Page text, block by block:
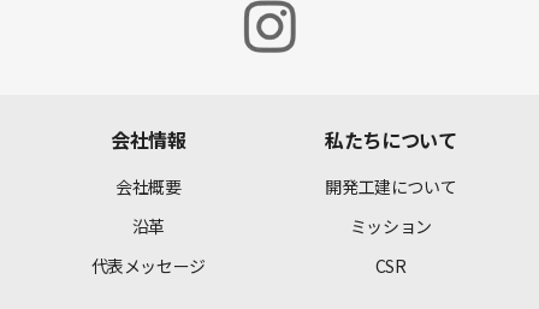
会社情報
会社概要
沿革
代表メッセージ
私たちについて
開発工建について
ミッション
CSR